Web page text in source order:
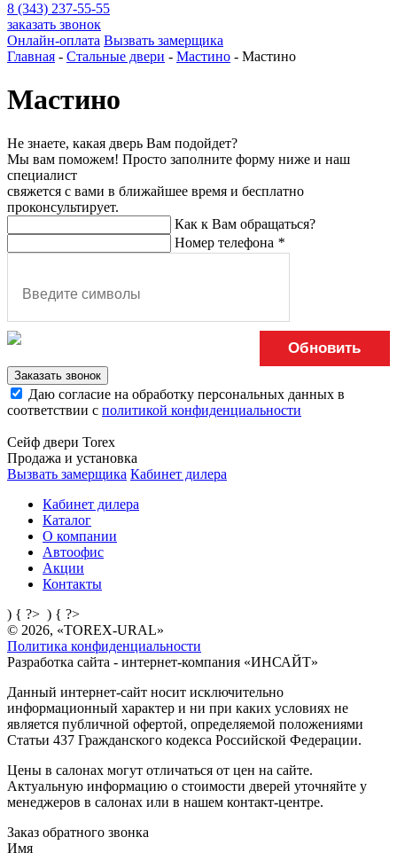
8 (343) 237-55-55
заказать звонок
Онлайн-оплата Вызвать замерщика
Главная - Стальные двери - Мастино - Мастино
Мастино
Не знаете, какая дверь Вам подойдет?
Мы вам поможем! Просто заполните форму ниже и наш
специалист
свяжется с вами в ближайшее время и бесплатно
проконсультирует.
Как к Вам обращаться?
Номер телефона *
Обновить
Заказать звонок
Даю согласие на обработку персональных данных в
соответствии с политикой конфиденциальности
Сейф двери Torex
Продажа и установка
Вызвать замерщика Кабинет дилера
Кабинет дилера
Каталог
О компании
Автоофис
Акции
Контакты
) { ?> ) { ?>
© 2026, «TOREX-URAL»
Политика конфиденциальности
Разработка сайта - интернет-компания «ИНСАЙТ»
Данный интернет-сайт носит исключительно
информационный характер и ни при каких условиях не
является публичной офертой, определяемой положениями
Статьи 437 Гражданского кодекса Российской Федерации.
Цены в салонах могут отличаться от цен на сайте.
Актуальную информацию о стоимости дверей уточняйте у
менеджеров в салонах или в нашем контакт-центре.
Заказ обратного звонка
Имя